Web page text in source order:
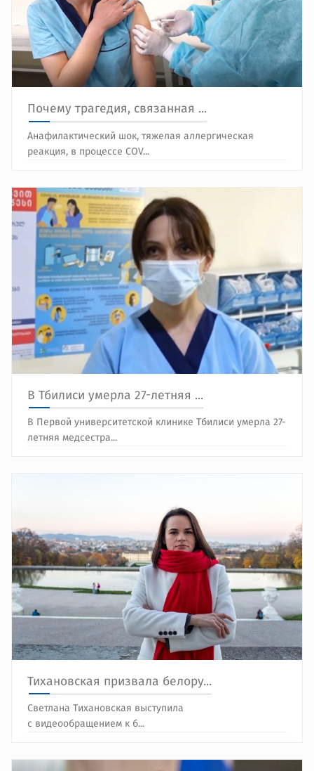
Почему трагедия, связанная ...
Анафилактический шок, тяжелая аллергическая
реакция, в процессе COV...
В Тбилиси умерла 27-летняя ...
В Первой университетской клинике Тбилиси умерла 27-
летняя медсестра...
Тихановская призвала белору...
Светлана Тихановская выступила
с видеообращением к б...